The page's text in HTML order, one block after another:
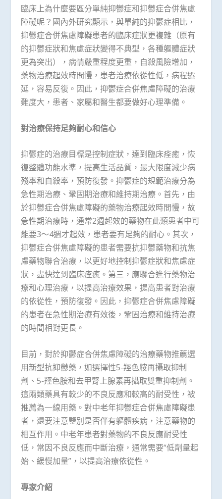
臨床上為什麼要區分單純抑鬱症和抑鬱症合併焦慮
障礙呢？國內外研究顯示，與單純的抑鬱症相比，
抑鬱症合併焦慮障礙患者的臨床症狀更複雜（原有
的抑鬱症狀和焦慮症狀變得不典型，各種軀體症狀
更為突出），病情嚴重程度更重，自殺風險增加，
藥物治療起效時間慢，患者治療依從性低，病程遷
延，容易反復。因此，抑鬱症合併焦慮障礙的治療
難度大，患者、家屬和醫生都要做好心理準備。
對治療保持足夠耐心和信心
抑鬱症的治療目標是控制症狀，達到臨床痊癒，恢
復整體功能水準，提高生活品質，最大限度減少病
殘率和自殺率，預防復發。抑鬱症的規範治療分為
急性期治療、鞏固期治療和維持期治療。首先，由
於抑鬱症合併焦慮障礙的藥物治療起效時間慢，故
急性期治療時，通常2週起效的藥物在此類患者中可
能要3～4週才起效，患者要有足夠的耐心。其次，
抑鬱症合併焦慮障礙的患者需要抗抑鬱藥物和抗焦
慮藥物聯合治療，以更好地控制抑鬱症狀和焦慮症
狀，盡快達到臨床痊癒。第三，應聯合進行藥物治
療和心理治療，以提高治療效果，提高患者對治療
的依從性，預防復發。因此，抑鬱症合併焦慮障礙
的患者在急性期治療有效後，鞏固治療和維持治療
的時間相對更長。
目前，對於抑鬱症合併焦慮障礙的治療藥物推薦選
用新型抗抑鬱藥，如選擇性5-羥色胺再攝取抑制
劑、5-羥色胺和去甲腎上腺素再攝取雙重抑制劑。
這兩類藥具有較少的不良反應和較高的耐受性，被
推薦為一線用藥。對中老年抑鬱症合併焦慮障礙患
者，還要注意鑒別是否伴有軀體疾病，注意藥物的
相互作用。中老年患者對藥物的不良反應耐受性
低，常因不良反應而中斷治療，通常需要“低劑量起
始、緩慢加量”，以提高治療依從性。
專家介紹